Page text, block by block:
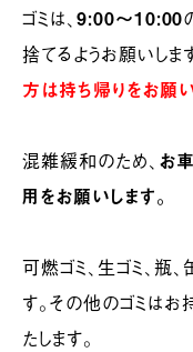
ゴミは、 9:00〜10:00
捨てるようお願いしま
方は持ち帰りをお願い
混雑緩和のため、 お
用をお願いします。
可燃ゴミ、生ゴミ、瓶
す。その他のゴミはお
たします。